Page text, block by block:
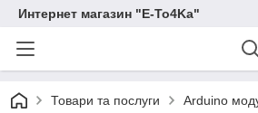
Интернет магазин "E-To4Ka"
Товари та послуги Arduino